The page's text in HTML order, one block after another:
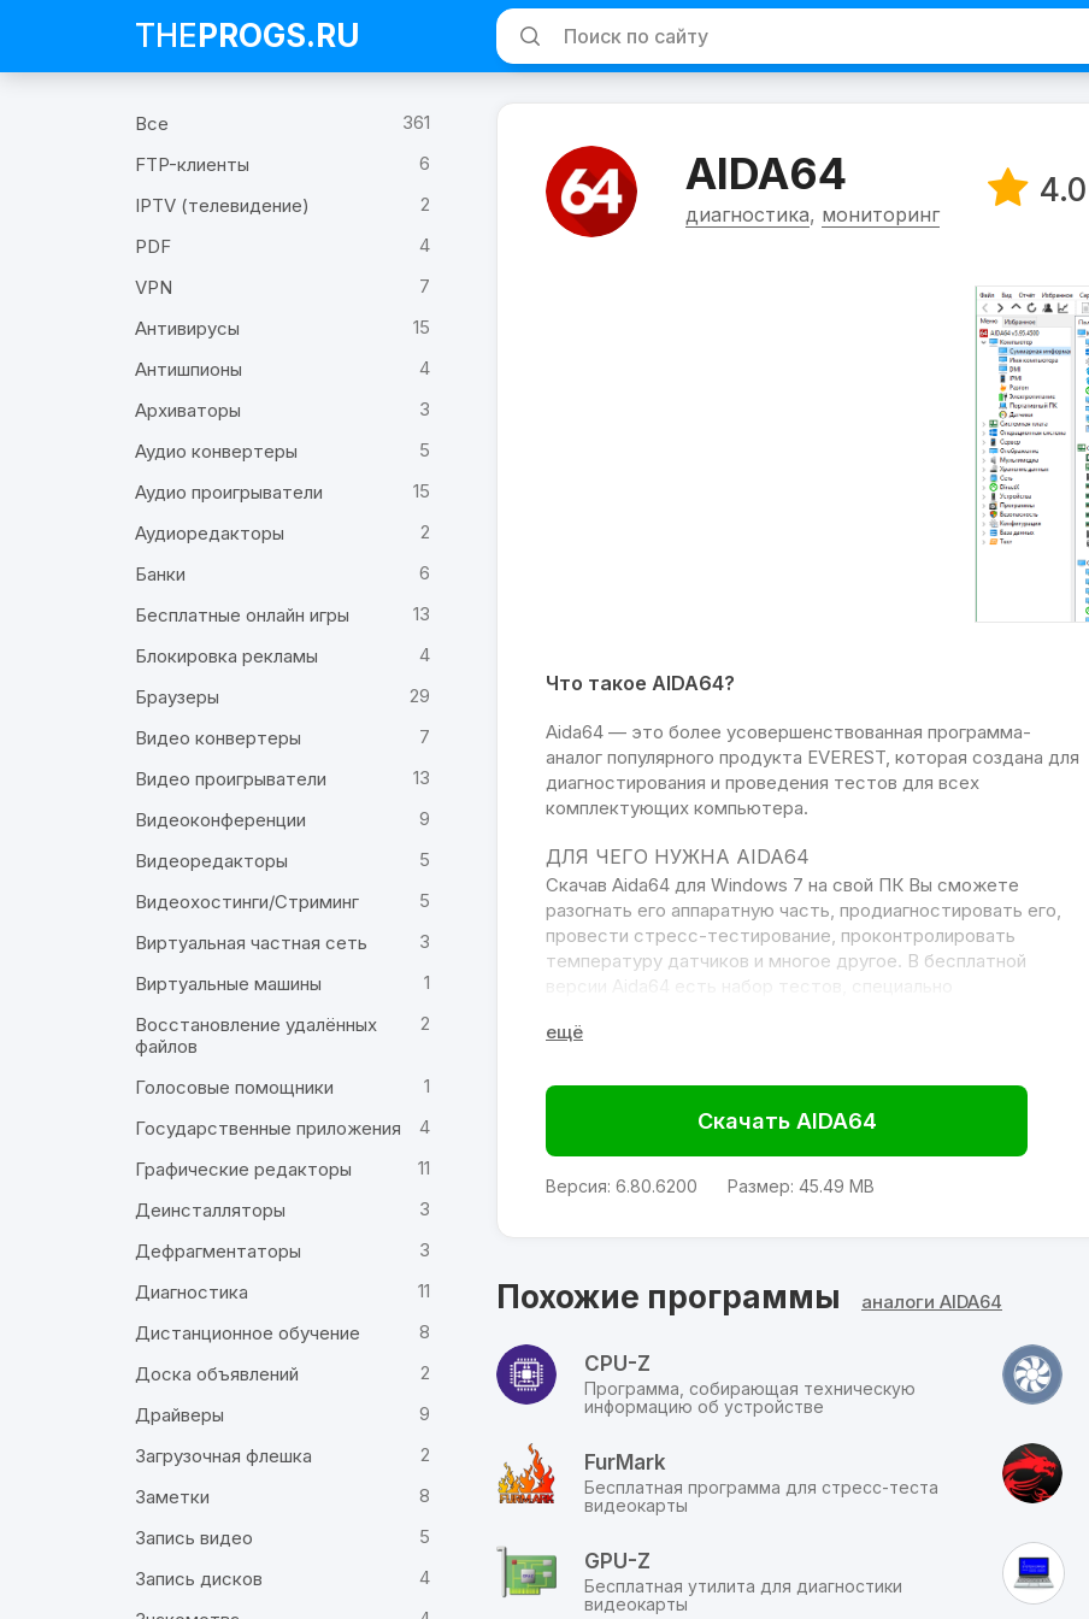
THEPROGS.RU
AIDA64
диагностика, мониторинг
4.0
Что такое AIDA64?
Aida64 — это более усовершенствованная программа-
аналог популярного продукта EVEREST, которая создана для
диагностирования и проведения тестов для всех
комплектующих компьютера.
ДЛЯ ЧЕГО НУЖНА AIDA64
Скачав Aida64 для Windows 7 на свой ПК Вы сможете
разогнать его аппаратную часть, продиагностировать его,
провести стресс-тестирование, проконтролировать
температуру датчиков и многое другое. В бесплатной
версии Aida64
есть набор тестов, специально
части компьютера, того же жесткого диска или
Аида64, через датчики, может контролировать скорость, с
которой вращаются кулеры, контролировать температуру
на разных участках устройства, напряжение и тому
подобное.
проанализировать:
программное обеспечение;
драйвера;
предоставлять информацию о программах,
установленных на компьютере;
КЛЮЧЕВЫЕ ОСОБЕННОСТИ
AIDA64 Extreme Edition запускает
полную диагностику
компонентов компьютера, таких как процессор, BIOS,
монитор, оперативная память, материнская плата,
Скачать AIDA64
Версия: 6.80.6200 Размер: 45.49 MB
Похожие программы аналоги AIDA64
CPU-Z
Программа, собирающая техническую
информацию об устройстве
FurMark
Бесплатная программа для стресс-теста
видеокарты
GPU-Z
Бесплатная утилита для диагностики
видеокарты
Все
361
FTP-клиенты
6
IPTV (телевидение)
2
PDF
4
VPN
7
Антивирусы
15
Антишпионы
4
Архиваторы
3
Аудио конвертеры
5
Аудио проигрыватели
15
Аудиоредакторы
2
Банки
6
Бесплатные онлайн игры
13
Блокировка рекламы
4
Браузеры
29
Видео конвертеры
7
Видео проигрыватели
13
Видеоконференции
9
Видеоредакторы
5
Видеохостинги/Стриминг
5
Виртуальная частная сеть
3
Виртуальные машины
1
Восстановление удалённых
файлов
2
Голосовые помощники
1
Государственные приложения
4
Графические редакторы
11
Деинсталляторы
3
Дефрагментаторы
3
Диагностика
11
Дистанционное обучение
8
Доска объявлений
2
Драйверы
9
Загрузочная флешка
2
Заметки
8
Запись видео
5
Запись дисков
4